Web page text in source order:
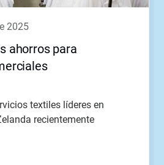
2025
ahorros para
textiles líderes en
recientemente